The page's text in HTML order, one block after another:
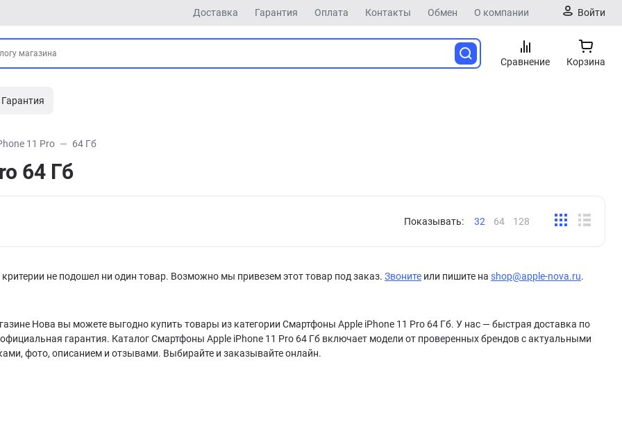
Доставка Гарантия Оплата Контакты Обмен О компании Войти
Сравнение Корзина
Гарантия
11 Pro 64 Гб
64 Гб
Показывать: 32 64 128
не подошел ни один товар. Возможно мы привезем этот товар под заказ. Звоните или пишите на shop@apple-nova.ru.
Нова вы можете выгодно купить товары из категории Смартфоны Apple iPhone 11 Pro 64 Гб. У нас — быстрая доставка по
гарантия. Каталог Смартфоны Apple iPhone 11 Pro 64 Гб включает модели от проверенных брендов с актуальными
фото, описанием и отзывами. Выбирайте и заказывайте онлайн.